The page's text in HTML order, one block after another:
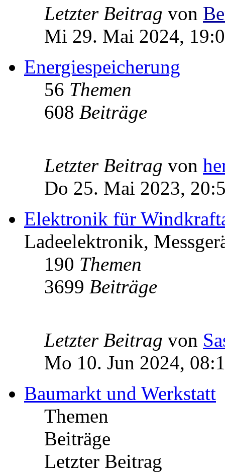
Letzter Beitrag von
Mi 29. Mai 2024,
Energiespeicherung
56 Themen
608 Beiträge
Letzter Beitrag von
Do 25. Mai 2023,
Elektronik für
Ladeelektronik,
190 Themen
3699 Beiträge
Letzter Beitrag von
Mo 10. Jun 2024,
Baumarkt und Werkstatt
Themen
Beiträge
Letzter Beitrag